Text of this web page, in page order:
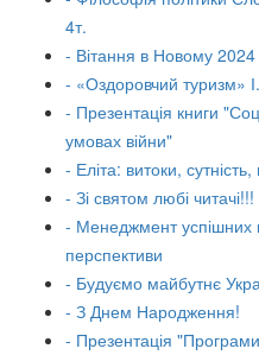
4т.
- Вітання в Новому 2024
- «Оздоровчий туризм»
- Презентація книги
умовах війни"
- Еліта: витоки,
- Зі святом любі читачі!!!
- Менеджмент успішних
перспективи
- Будуємо майбутнє
- З Днем Народження!
- Презентація